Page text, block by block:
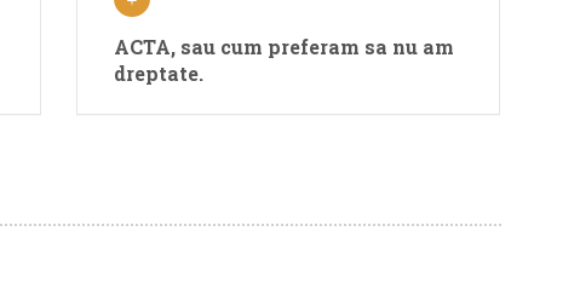
ACTA, sau cum preferam sa nu am
dreptate.